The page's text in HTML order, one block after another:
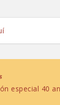
especial 40